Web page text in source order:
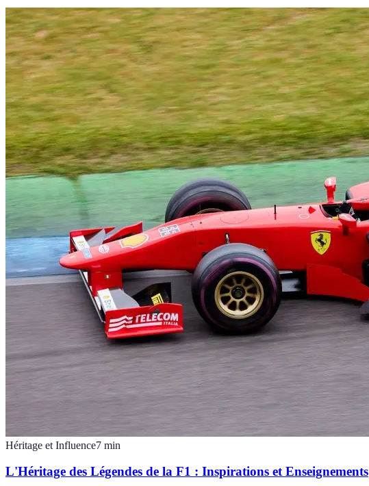
Héritage et Influence7 min
L'Héritage des Légendes de la F1 : Inspirations et Enseignements